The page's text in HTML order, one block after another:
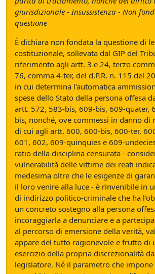
giurisdizionale - Insussistenza - Non
questione
È dichiara non fondata la questione di
costituzionale, sollevata dal GIP del
riferimento agli artt. 3 e 24, terzo
76, comma 4-ter, del d.P.R. n. 115 del
in cui determina l'automatica
spese dello Stato della persona offesa
artt. 572, 583-bis, 609-bis, 609-quater,
bis, nonché, ove commessi in danno di
di cui agli artt. 600, 600-bis, 600-ter,
601, 602, 609-quinquies e 609-
ratio della disciplina censurata -
vulnerabilità delle vittime dei reati
medesima oltre che le esigenze di
il loro venire alla luce - è rinvenibile in
di indirizzo politico-criminale che ha
un concreto sostegno alla persona
incoraggiarla a denunciare e a
al percorso di emersione della verità,
appare del tutto ragionevole e frutto di
esercizio della propria discrezionalità
legislatore. Né il parametro che impone